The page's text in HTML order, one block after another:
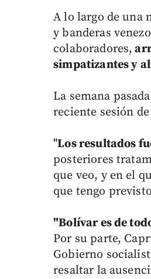
A lo largo de una
y banderas
colaboradores,
simpatizantes y
La semana
reciente sesión
"Los resultados
posteriores
que veo, y en el
que tengo
"Bolívar es de
Por su parte,
Gobierno
resaltar la